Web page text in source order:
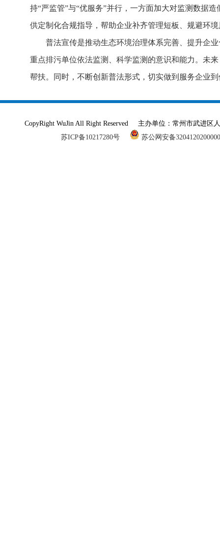
持“严监管”与“优服务”并行，一方面加大对监测数据
供定制化合规指导，帮助企业补齐管理短板、规避环
普法宣传是推动生态环境治理体系完善、提升企
重点排污单位依法监测、科学监测的意识和能力。未
帮扶。同时，不断创新普法形式，切实做到服务企业
CopyRight WuJin All Right Reserved 主办单位：常州市武进
苏ICP备10217280号
苏公网安备